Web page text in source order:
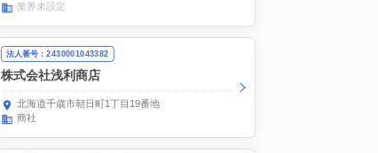
業界未設定
法人番号：2430001043382
株式会社浅利商店
北海道千歳市朝日町1丁目19番地
商社